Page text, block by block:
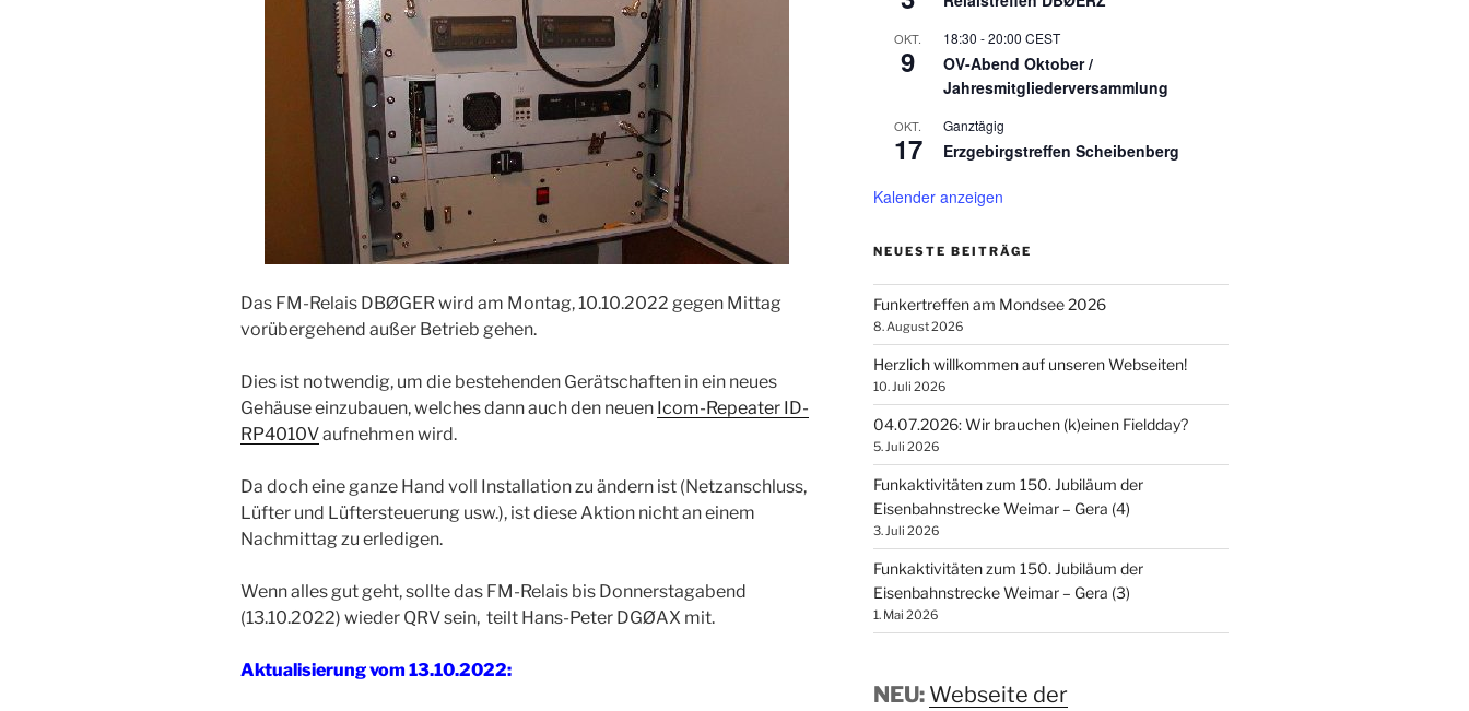
Das FM-Relais DBØGER wird am Montag, 10.10.2022 gegen Mittag
vorübergehend außer Betrieb gehen.
Dies ist notwendig, um die bestehenden Gerätschaften in ein neues
Gehäuse einzubauen, welches dann auch den neuen Icom-Repeater ID-
RP4010Vaufnehmen wird.
Da doch eine ganze Hand voll Installation zu ändern ist (Netzanschluss,
Lüfter und Lüftersteuerung usw.), ist diese Aktion nicht an einem
Nachmittag zu erledigen.
Wenn alles gut geht, sollte das FM-Relais bis Donnerstagabend
(13.10.2022) wieder QRV sein, teilt Hans-Peter DGØAX mit.
Aktualisierung vom 13.10.2022:
OKT.
9
18:30 -20:00 CEST
OV-Abend Oktober /
Jahresmitgliederversammlung
OKT.
17
Ganztägig
Erzgebirgstreffen Scheibenberg
Kalender anzeigen
NEUESTE BEITRÄGE
Funkertreffen am Mondsee 2026
8. August 2026
Herzlich willkommen auf unseren Webseiten!
10. Juli 2026
04.07.2026: Wir brauchen (k)einen Fieldday?
5. Juli 2026
Funkaktivitäten zum 150. Jubiläum der
Eisenbahnstrecke Weimar – Gera (4)
3. Juli 2026
Funkaktivitäten zum 150. Jubiläum der
Eisenbahnstrecke Weimar – Gera (3)
1. Mai 2026
NEU: Webseite der